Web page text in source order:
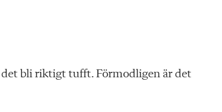
det bli riktigt tufft. Förmodligen är det